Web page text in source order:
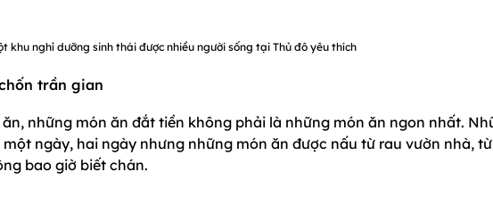
khu nghỉ dưỡng sinh thái được nhiều người sống tại Thủ đô yêu thích
trần gian
những món ăn đắt tiền không phải là những món ăn ngon nhất.
ngày, hai ngày nhưng những món ăn được nấu từ rau vườn nhà,
bao giờ biết chán.